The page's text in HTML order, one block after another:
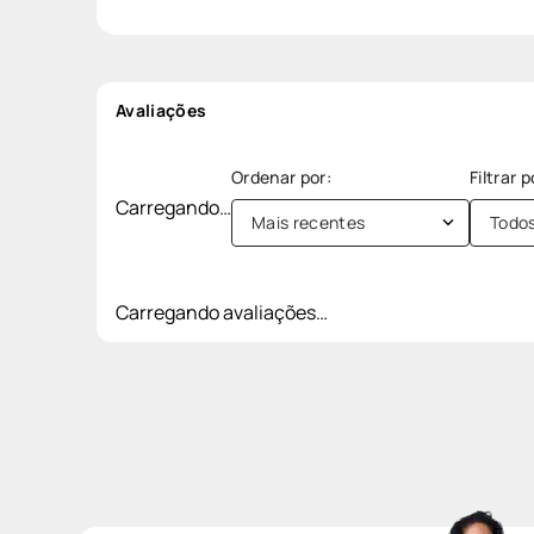
Avaliações
Carregando…
Mais recentes
Carregando avaliações…